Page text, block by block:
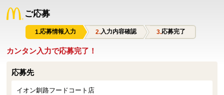
ご応募
応募情報入力 入力内容確認 応募完了
カンタン入力で応募完了！
応募先
イオン釧路フードコート店